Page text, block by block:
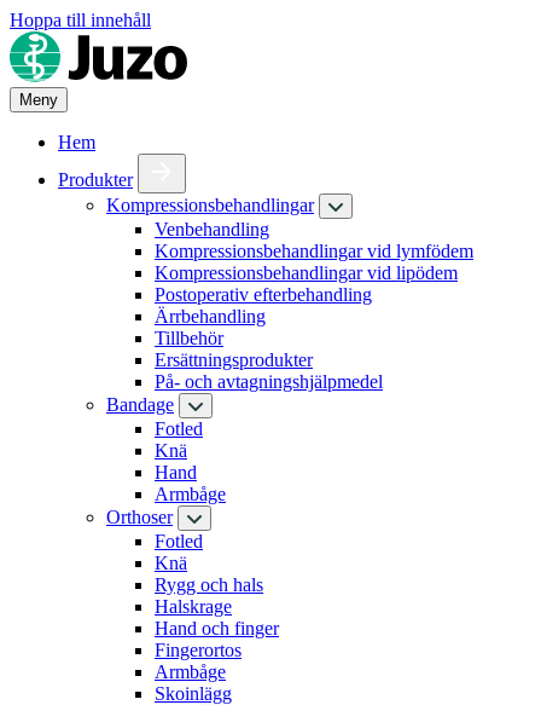
Hoppa till innehåll
Meny
Hem
Produkter
Kompressionsbehandlingar
Venbehandling
Kompressionsbehandlingar vid lymfödem
Kompressionsbehandlingar vid lipödem
Postoperativ efterbehandling
Ärrbehandling
Tillbehör
Ersättningsprodukter
På- och avtagningshjälpmedel
Bandage
Fotled
Knä
Hand
Armbåge
Orthoser
Fotled
Knä
Rygg och hals
Halskrage
Hand och finger
Fingerortos
Armbåge
Skoinlägg